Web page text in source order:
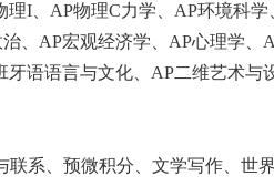
I、AP物理C力学、AP环境科学
、AP宏观经济学、AP心理学、
语语言与文化、AP二维艺术与
系、预微积分、文学写作、世